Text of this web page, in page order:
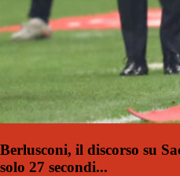
Berlusconi, il discorso su
solo 27 secondi...